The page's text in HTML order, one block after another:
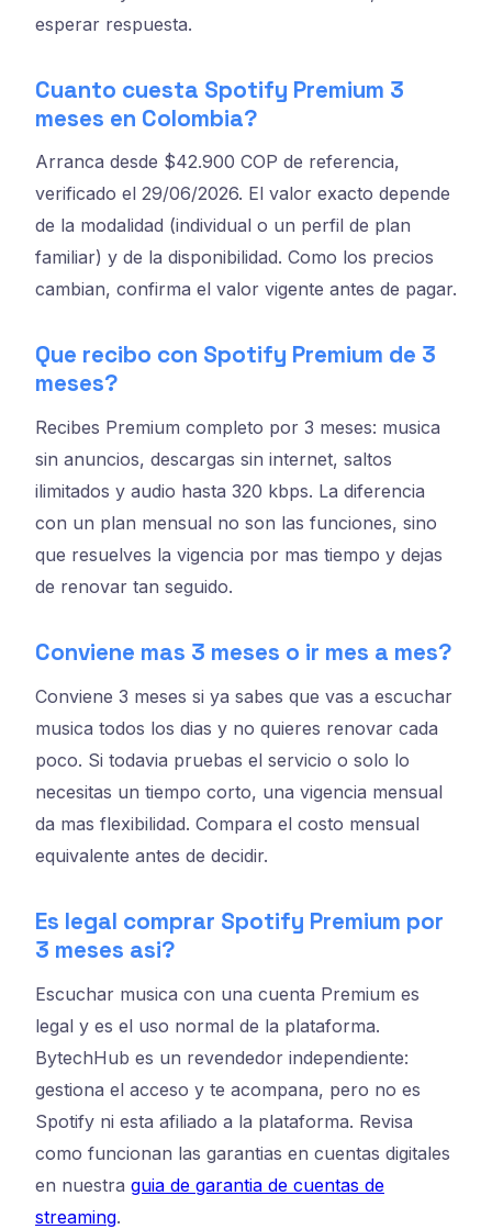
esperar respuesta.
Cuanto cuesta Spotify Premium 3
meses en Colombia?
Arranca desde $42.900 COP de referencia,
verificado el 29/06/2026. El valor exacto depende
de la modalidad (individual o un perfil de plan
familiar) y de la disponibilidad. Como los precios
cambian, confirma el valor vigente antes de pagar.
Que recibo con Spotify Premium de 3
meses?
Recibes Premium completo por 3 meses: musica
sin anuncios, descargas sin internet, saltos
ilimitados y audio hasta 320 kbps. La diferencia
con un plan mensual no son las funciones, sino
que resuelves la vigencia por mas tiempo y dejas
de renovar tan seguido.
Conviene mas 3 meses o ir mes a mes?
Conviene 3 meses si ya sabes que vas a escuchar
musica todos los dias y no quieres renovar cada
poco. Si todavia pruebas el servicio o solo lo
necesitas un tiempo corto, una vigencia mensual
da mas flexibilidad. Compara el costo mensual
equivalente antes de decidir.
Es legal comprar Spotify Premium por
3 meses asi?
Escuchar musica con una cuenta Premium es
legal y es el uso normal de la plataforma.
BytechHub es un revendedor independiente:
gestiona el acceso y te acompana, pero no es
Spotify ni esta afiliado a la plataforma. Revisa
como funcionan las garantias en cuentas digitales
en nuestra guia de garantia de cuentas de
streaming.